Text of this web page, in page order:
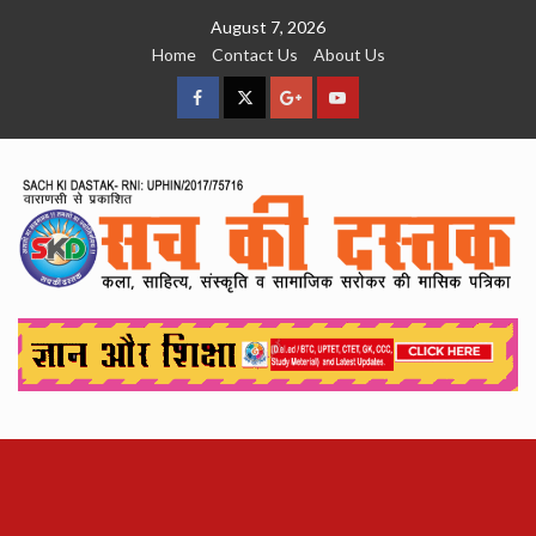
August 7, 2026
Home
Contact Us About Us
facebookTwitterGoogleYouTube